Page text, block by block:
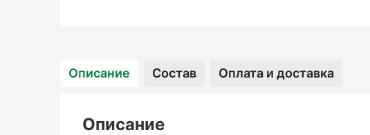
Aminozol
Описание Состав Оплата и доставка
Описание